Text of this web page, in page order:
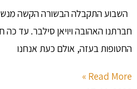
השבוע התקבלה הבשורה הקשה
חברתנו האהובה ויויאן סילבר. עד כה
החטופות בעזה, אולם כעת אנחנו
Read More »